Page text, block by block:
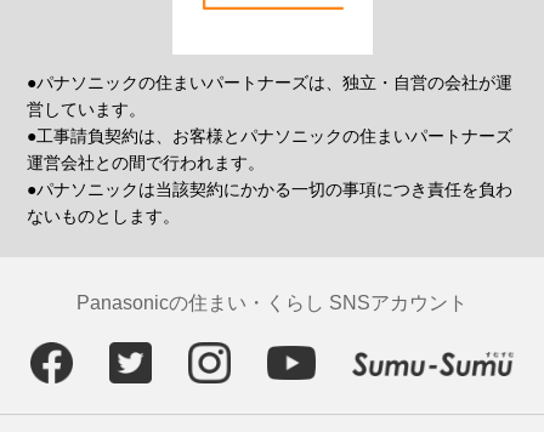
●パナソニックの住まいパートナーズは、独立・自営の会社が運
営しています。
●工事請負契約は、お客様とパナソニックの住まいパートナーズ
運営会社との間で行われます。
●パナソニックは当該契約にかかる一切の事項につき責任を負わ
ないものとします。
Panasonicの住まい・くらし SNSアカウント